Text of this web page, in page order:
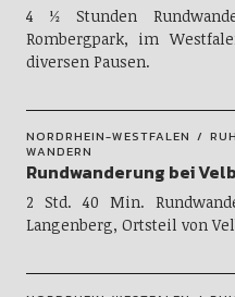
4 ½ Stunden
Rombergpark, im
diversen Pausen.
NORDRHEIN-WESTFALEN
WANDERN
Rundwanderung bei
2 Std. 40 Min.
Langenberg, Ortsteil von